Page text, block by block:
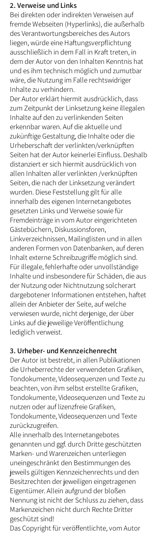
2. Verweise und Links
Bei direkten oder indirekten Verweisen auf
fremde Webseiten (Hyperlinks), die außerhalb
des Verantwortungsbereiches des Autors
liegen, würde eine Haftungsverpflichtung
ausschließlich in dem Fall in Kraft treten, in
dem der Autor von den Inhalten Kenntnis hat
und es ihm technisch möglich und zumutbar
wäre, die Nutzung im Falle rechtswidriger
Inhalte zu verhindern.
Der Autor erklärt hiermit ausdrücklich, dass
zum Zeitpunkt der Linksetzung keine illegalen
Inhalte auf den zu verlinkenden Seiten
erkennbar waren. Auf die aktuelle und
zukünftige Gestaltung, die Inhalte oder die
Urheberschaft der verlinkten/verknüpften
Seiten hat der Autor keinerlei Einfluss. Deshalb
distanziert er sich hiermit ausdrücklich von
allen Inhalten aller verlinkten /verknüpften
Seiten, die nach der Linksetzung verändert
wurden. Diese Feststellung gilt für alle
innerhalb des eigenen Internetangebotes
gesetzten Links und Verweise sowie für
Fremdeinträge in vom Autor eingerichteten
Gästebüchern, Diskussionsforen,
Linkverzeichnissen, Mailinglisten und in allen
anderen Formen von Datenbanken, auf deren
Inhalt externe Schreibzugriffe möglich sind.
Für illegale, fehlerhafte oder unvollständige
Inhalte und insbesondere für Schäden, die aus
der Nutzung oder Nichtnutzung solcherart
dargebotener Informationen entstehen, haftet
allein der Anbieter der Seite, auf welche
verwiesen wurde, nicht derjenige, der über
Links auf die jeweilige Veröffentlichung
lediglich verweist.
3. Urheber- und Kennzeichenrecht
Der Autor ist bestrebt, in allen Publikationen
die Urheberrechte der verwendeten Grafiken,
Tondokumente, Videosequenzen und Texte zu
beachten, von ihm selbst erstellte Grafiken,
Tondokumente, Videosequenzen und Texte zu
nutzen oder auf lizenzfreie Grafiken,
Tondokumente, Videosequenzen und Texte
zurückzugreifen.
Alle innerhalb des Internetangebotes
genannten und ggf. durch Dritte geschützten
Marken- und Warenzeichen unterliegen
uneingeschränkt den Bestimmungen des
jeweils gültigen Kennzeichenrechts und den
Besitzrechten der jeweiligen eingetragenen
Eigentümer. Allein aufgrund der bloßen
Nennung ist nicht der Schluss zu ziehen, dass
Markenzeichen nicht durch Rechte Dritter
geschützt sind!
Das Copyright für veröffentlichte, vom Autor